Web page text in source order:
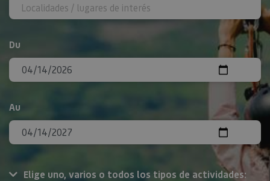
Du
Au
Elige uno, varios o todos los tipos de actividades: